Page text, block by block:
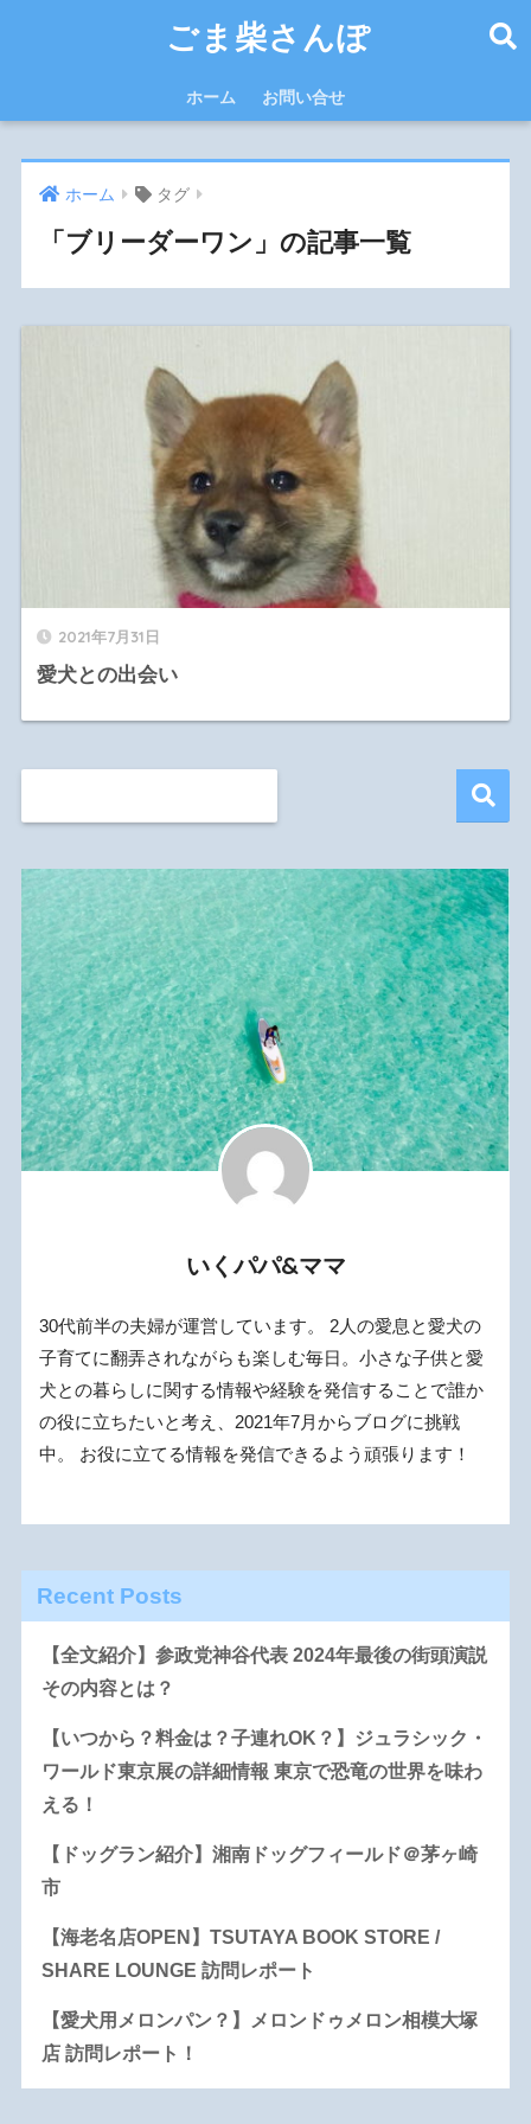
ごま柴さんぽ
ホーム お問い合せ
ホーム タグ
「ブリーダーワン」の記事一覧
2021年7月31日
愛犬との出会い
いくパパ&ママ
30代前半の夫婦が運営しています。 2人の愛息と愛犬の
子育てに翻弄されながらも楽しむ毎日。小さな子供と愛
犬との暮らしに関する情報や経験を発信することで誰か
の役に立ちたいと考え、2021年7月からブログに挑戦
中。 お役に立てる情報を発信できるよう頑張ります！
Recent Posts
【全文紹介】参政党神谷代表 2024年最後の街頭演説
その内容とは？
【いつから？料金は？子連れOK？】ジュラシック・
ワールド東京展の詳細情報 東京で恐竜の世界を味わ
える！
【ドッグラン紹介】湘南ドッグフィールド＠茅ヶ崎
市
【海老名店OPEN】TSUTAYA BOOK STORE /
SHARE LOUNGE 訪問レポート
【愛犬用メロンパン？】メロンドゥメロン相模大塚
店 訪問レポート！